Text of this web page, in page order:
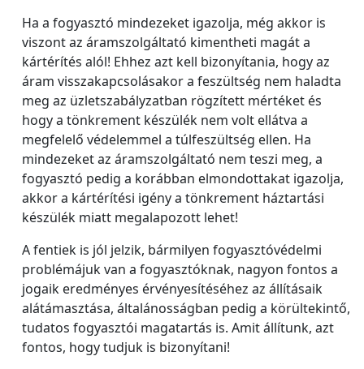
Ha a fogyasztó mindezeket igazolja, még akkor is
viszont az áramszolgáltató kimentheti magát a
kártérítés alól! Ehhez azt kell bizonyítania, hogy az
áram visszakapcsolásakor a feszültség nem haladta
meg az üzletszabályzatban rögzített mértéket és
hogy a tönkrement készülék nem volt ellátva a
megfelelő védelemmel a túlfeszültség ellen. Ha
mindezeket az áramszolgáltató nem teszi meg, a
fogyasztó pedig a korábban elmondottakat igazolja,
akkor a kártérítési igény a tönkrement háztartási
készülék miatt megalapozott lehet!
A fentiek is jól jelzik, bármilyen fogyasztóvédelmi
problémájuk van a fogyasztóknak, nagyon fontos a
jogaik eredményes érvényesítéséhez az állításaik
alátámasztása, általánosságban pedig a körültekintő,
tudatos fogyasztói magatartás is. Amit állítunk, azt
fontos, hogy tudjuk is bizonyítani!